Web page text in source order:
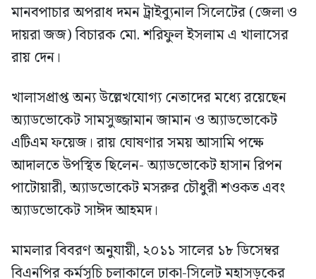
মানবপাচার অপরাধ দমন ট্রাইব্যুনাল সিলেটের (জেলা ও
দায়রা জজ) বিচারক মো. শরিফুল ইসলাম এ খালাসের
রায় দেন।
খালাসপ্রাপ্ত অন্য উল্লেখযোগ্য নেতাদের মধ্যে রয়েছেন
অ্যাডভোকেট সামসুজ্জামান জামান ও অ্যাডভোকেট
এটিএম ফয়েজ। রায় ঘোষণার সময় আসামি পক্ষে
আদালতে উপস্থিত ছিলেন- অ্যাডভোকেট হাসান রিপন
পাটোয়ারী, অ্যাডভোকেট মসরুর চৌধুরী শওকত এবং
অ্যাডভোকেট সাঈদ আহমদ।
মামলার বিবরণ অনুযায়ী, ২০১১ সালের ১৮ ডিসেম্বর
বিএনপির কর্মসূচি চলাকালে ঢাকা-সিলেট মহাসড়কের